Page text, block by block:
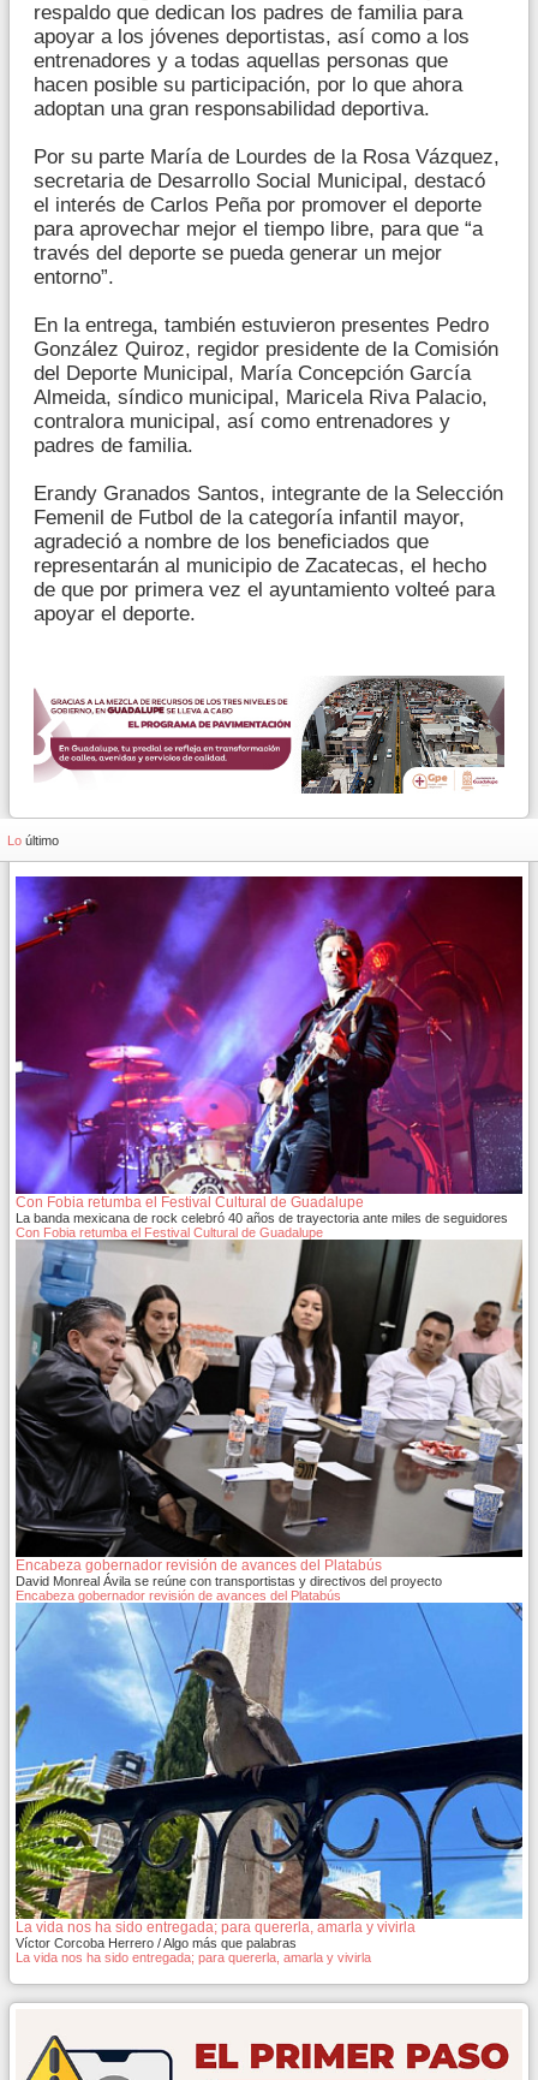
respaldo que dedican los padres de familia para
apoyar a los jóvenes deportistas, así como a los
entrenadores y a todas aquellas personas que
hacen posible su participación, por lo que ahora
adoptan una gran responsabilidad deportiva.
Por su parte María de Lourdes de la Rosa Vázquez,
secretaria de Desarrollo Social Municipal, destacó
el interés de Carlos Peña por promover el deporte
para aprovechar mejor el tiempo libre, para que “a
través del deporte se pueda generar un mejor
entorno”.
En la entrega, también estuvieron presentes Pedro
González Quiroz, regidor presidente de la Comisión
del Deporte Municipal, María Concepción García
Almeida, síndico municipal, Maricela Riva Palacio,
contralora municipal, así como entrenadores y
padres de familia.
Erandy Granados Santos, integrante de la Selección
Femenil de Futbol de la categoría infantil mayor,
agradeció a nombre de los beneficiados que
representarán al municipio de Zacatecas, el hecho
de que por primera vez el ayuntamiento volteé para
apoyar el deporte.
Lo último
Con Fobia retumba el Festival Cultural de Guadalupe
La banda mexicana de rock celebró 40 años de trayectoria ante miles de seguidores
Con Fobia retumba el Festival Cultural de Guadalupe
Encabeza gobernador revisión de avances del Platabús
David Monreal Ávila se reúne con transportistas y directivos del proyecto
Encabeza gobernador revisión de avances del Platabús
La vida nos ha sido entregada; para quererla, amarla y vivirla
Víctor Corcoba Herrero / Algo más que palabras
La vida nos ha sido entregada; para quererla, amarla y vivirla